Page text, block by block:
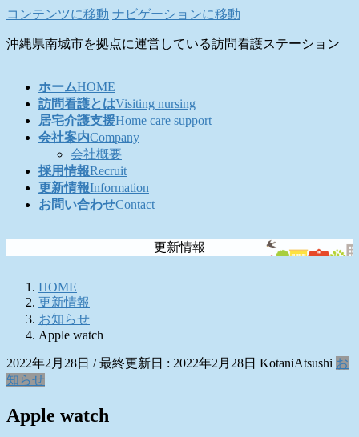
コンテンツに移動 ナビゲーションに移動
沖縄県南城市を拠点に運営している訪問看護ステーション
ホームHOME
訪問看護とはVisiting nursing
居宅介護支援Home care support
会社案内Company
会社概要
採用情報Recruit
更新情報Information
お問い合わせContact
更新情報
HOME
更新情報
お知らせ
Apple watch
2022年2月28日 / 最終更新日 : 2022年2月28日 KotaniAtsushi お
知らせ
Apple watch